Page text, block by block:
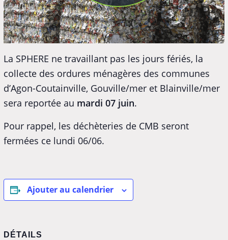
La SPHERE ne travaillant pas les jours fériés, la
collecte des ordures ménagères des communes
d’Agon-Coutainville, Gouville/mer et Blainville/mer
sera reportée au mardi 07 juin.
Pour rappel, les déchèteries de CMB seront
fermées ce lundi 06/06.
Ajouter au calendrier
DÉTAILS